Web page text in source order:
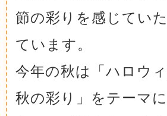
節の彩りを感じてい
ています。
今年の秋は
「ハロウ
秋の彩り」 をテーマ